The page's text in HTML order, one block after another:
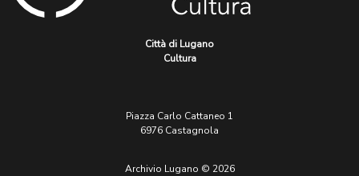
Città di Lugano
Cultura
Piazza Carlo Cattaneo 1
6976 Castagnola
Archivio Lugano © 2026